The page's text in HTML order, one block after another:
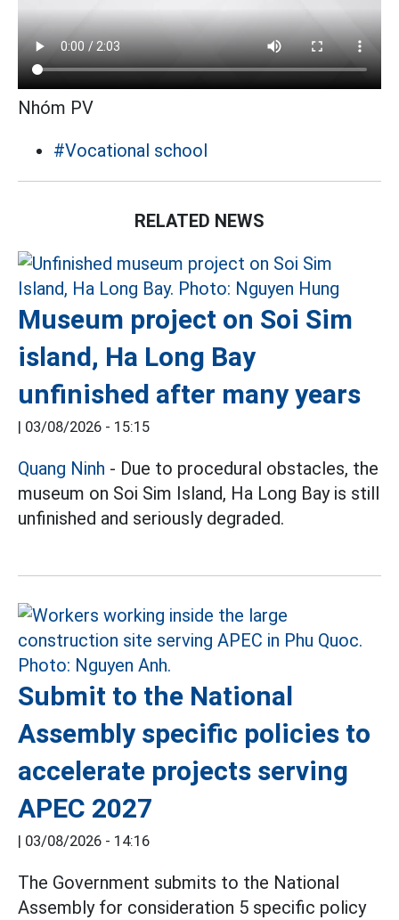
Nhóm PV
#Vocational school
RELATED NEWS
Museum project on Soi Sim
island, Ha Long Bay
unfinished after many years
| 03/08/2026 - 15:15
Quang Ninh - Due to procedural obstacles, the
museum on Soi Sim Island, Ha Long Bay is still
unfinished and seriously degraded.
Submit to the National
Assembly specific policies to
accelerate projects serving
APEC 2027
| 03/08/2026 - 14:16
The Government submits to the National
Assembly for consideration 5 specific policy